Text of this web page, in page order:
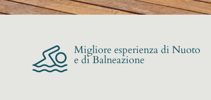
Migliore esperienza di Nuoto
e di Balneazione